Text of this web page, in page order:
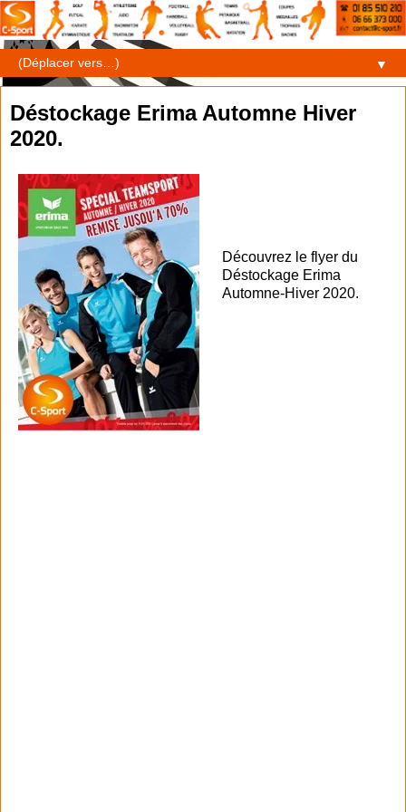
▼
Déstockage Erima Automne Hiver
2020.
Découvrez le flyer du
Déstockage Erima
Automne-Hiver 2020.